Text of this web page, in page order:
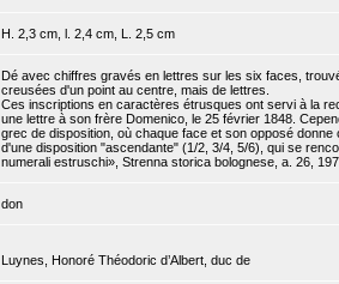
H. 2,3 cm, l. 2,4 cm, L. 2,5 cm
Dé avec chiffres gravés en lettres sur les six faces,
creusées d'un point au centre, mais de lettres.
Ces inscriptions en caractères étrusques ont servi à la
une lettre à son frère Domenico, le 25 février 1848.
grec de disposition, où chaque face et son opposé
d'une disposition "ascendante" (1/2, 3/4, 5/6), qui se
numerali estruschi», Strenna storica bolognese, a. 26,
don
Luynes, Honoré Théodoric d’Albert, duc de